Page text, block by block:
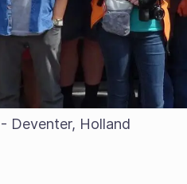
Deventer, Holland